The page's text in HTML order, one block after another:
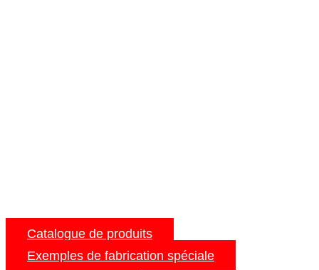
Catalogue de produits
Exemples de fabrication spéciale